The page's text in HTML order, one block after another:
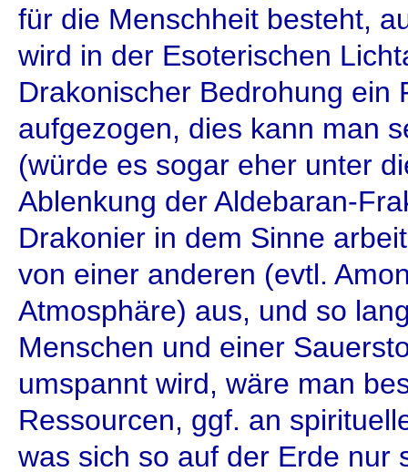
für die Menschheit besteht,
wird in der Esoterischen
Drakonischer Bedrohung ein
aufgezogen, dies kann man
(würde es sogar eher unter
Ablenkung der Aldebaran-
Drakonier in dem Sinne
von einer anderen (evtl.
Atmosphäre) aus, und so
Menschen und einer
umspannt wird, wäre man
Ressourcen, ggf. an
was sich so auf der Erde nur